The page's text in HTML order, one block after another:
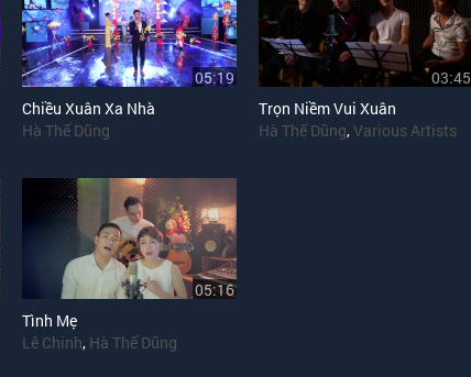
05:19
Chiều Xuân Xa Nhà
Hà Thế Dũng
03:45
Trọn Niềm Vui Xuân
Hà Thế Dũng,Various Artists
05:16
Tình Mẹ
Lê Chinh, Hà Thế Dũng